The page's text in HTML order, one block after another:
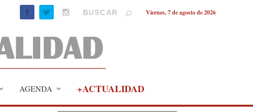
Viernes, 7 de agosto de 2026
AGENDA +ACTUALIDAD